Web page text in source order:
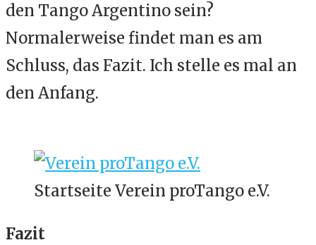
den Tango Argentino sein?
Normalerweise findet man es am
Schluss, das Fazit. Ich stelle es mal an
den Anfang.
Startseite Verein proTango e.V.
Fazit